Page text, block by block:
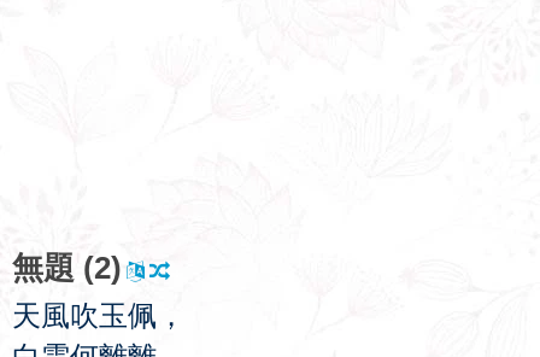
無題 (2)
天風吹玉佩 ，